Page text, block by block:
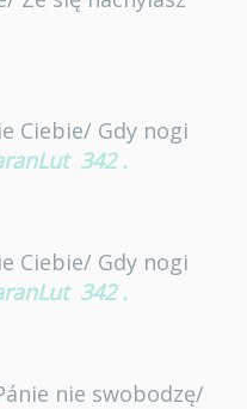
Ciebie/ Gdy nogi
342 .
Ciebie/ Gdy nogi
342 .
nie swobodzę/